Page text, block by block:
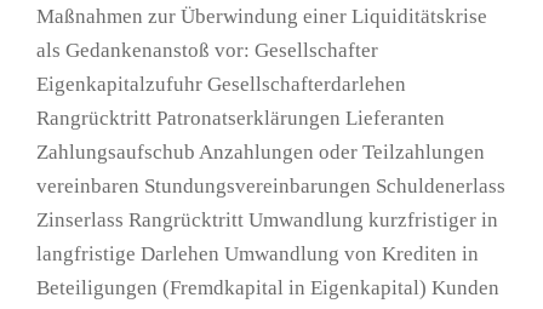
Maßnahmen zur Überwindung einer Liquiditätskrise
als Gedankenanstoß vor: Gesellschafter
Eigenkapitalzufuhr Gesellschafterdarlehen
Rangrücktritt Patronatserklärungen Lieferanten
Zahlungsaufschub Anzahlungen oder Teilzahlungen
vereinbaren Stundungsvereinbarungen Schuldenerlass
Zinserlass Rangrücktritt Umwandlung kurzfristiger in
langfristige Darlehen Umwandlung von Krediten in
Beteiligungen (Fremdkapital in Eigenkapital) Kunden